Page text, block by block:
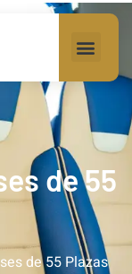
de 55
de 55 Plazas